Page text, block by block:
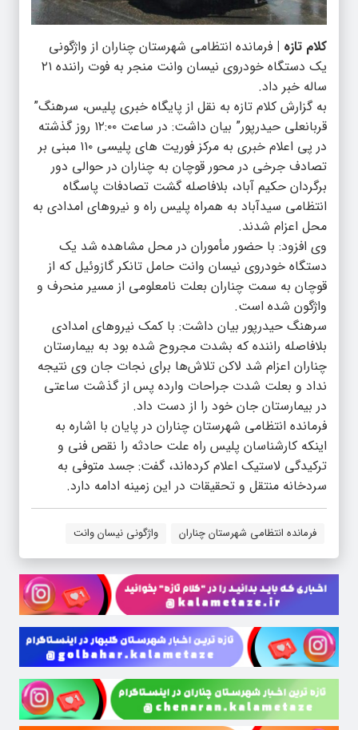
کلام تازه | فرمانده انتظامی شهرستان چناران از واژگونی
یک دستگاه خودروی نیسان وانت منجر به فوت راننده ۲۱
ساله خبر داد.
به گزارش کلام تازه به نقل از پایگاه خبری پلیس، سرهنگ”
قربانعلی حیدرپور” بیان داشت: در ساعت ۱۲:۰۰ روز گذشته
در پی اعلام خبری به مرکز فوریت های پلیسی ۱۱۰ مبنی بر
تصادف جرخی در محور قوچان به چناران در حوالی دور
برگردان حکیم آباد،‌ بلافاصله گشت تصادفات پاسگاه
انتظامی سیدآباد به همراه پلیس راه و نیروهای امدادی به
محل اعزام شدند.
وی افزود: با حضور مأموران در محل مشاهده شد یک
دستگاه خودروی نیسان وانت حامل تانکر گازوئیل که از
قوچان به سمت چناران بعلت نامعلومی از مسیر منحرف و
واژگون شده است.
سرهنگ حیدرپور بیان داشت: با کمک نیروهای امدادی
بلافاصله راننده که بشدت مجروح شده بود به بیمارستان
چناران اعزام شد لاکن تلاش‌ها برای نجات جان وی نتیجه
نداد و بعلت شدت جراحات وارده پس از گذشت ساعتی
در بیمارستان جان خود را از دست داد.
فرمانده انتظامی شهرستان چناران در پایان با اشاره به
اینکه کارشناسان پلیس راه علت حادثه را نقص فنی و
ترکیدگی لاستیک اعلام کرده‌اند، گفت: جسد متوفی به
سردخانه منتقل و تحقیقات در این زمینه ادامه دارد.
فرمانده انتظامی شهرستان چناران واژگونی نیسان وانت